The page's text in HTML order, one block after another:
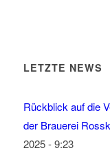
LETZTE NEWS
Rückblick auf die
der Brauerei
2025 - 9:23